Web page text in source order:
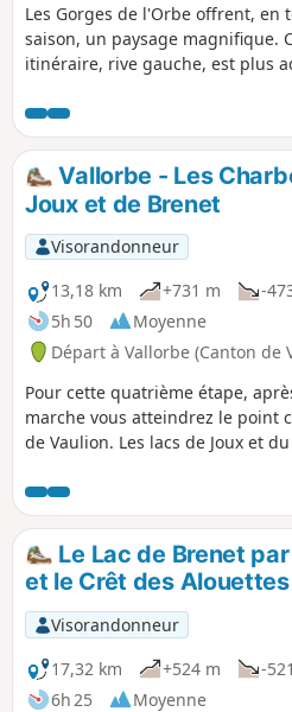
Les Gorges de l'Orbe offrent, en
saison, un paysage magnifique.
itinéraire, rive gauche, est plus
Pas de grosses difficultés, mais
passages en descente peuvent
si l'on passe après la pluie, boue,
glissade. Les bâtons ne sont pas
raison pour laquelle j'ai classé
difficulté moyenne Cet itinéraire
partie, l'itinéraire des Gorges de
présent sur le site.
Vallorbe - Les
Joux et de Brenet
Visorandonneur
13,18 km
+731 m
-
5h 50
Moyenne
Départ à Vallorbe (Canton de
Pour cette quatrième étape,
marche vous atteindrez le point
de Vaulion. Les lacs de Joux et
grotte karstique de l'Orbe, près
il est possible d'admirer jusqu'à
Le Lac de Brenet
et le Crêt des Alouettes
Visorandonneur
17,32 km
+524 m
-
6h 25
Moyenne